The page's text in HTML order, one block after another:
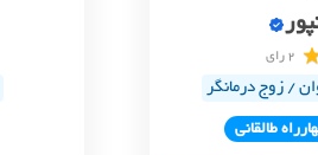
2 رای
/ زوج درمانگر
طالقاني